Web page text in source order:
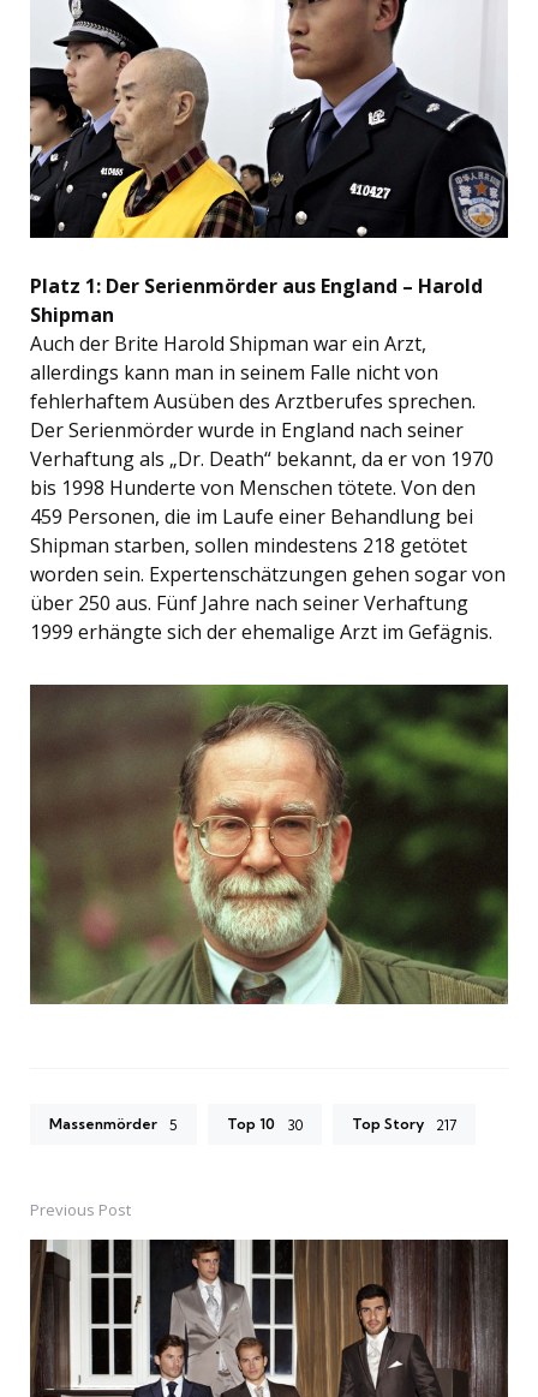
Platz 1: Der Serienmörder aus England – Harold
Shipman
Auch der Brite Harold Shipman war ein Arzt,
allerdings kann man in seinem Falle nicht von
fehlerhaftem Ausüben des Arztberufes sprechen.
Der Serienmörder wurde in England nach seiner
Verhaftung als „Dr. Death“ bekannt, da er von 1970
bis 1998 Hunderte von Menschen tötete. Von den
459 Personen, die im Laufe einer Behandlung bei
Shipman starben, sollen mindestens 218 getötet
worden sein. Expertenschätzungen gehen sogar von
über 250 aus. Fünf Jahre nach seiner Verhaftung
1999 erhängte sich der ehemalige Arzt im Gefägnis.
Massenmörder 5 Top 10 30 Top Story 217
Post
navigation
Previous Post